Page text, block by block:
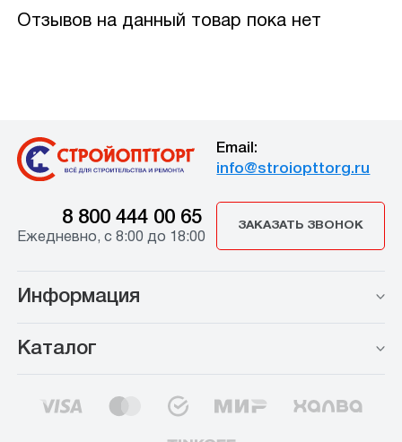
Отзывов на данный товар пока нет
Email:
info@stroiopttorg.ru
8 800 444 00 65
Ежедневно, с 8:00 до 18:00
ЗАКАЗАТЬ ЗВОНОК
Информация
Каталог